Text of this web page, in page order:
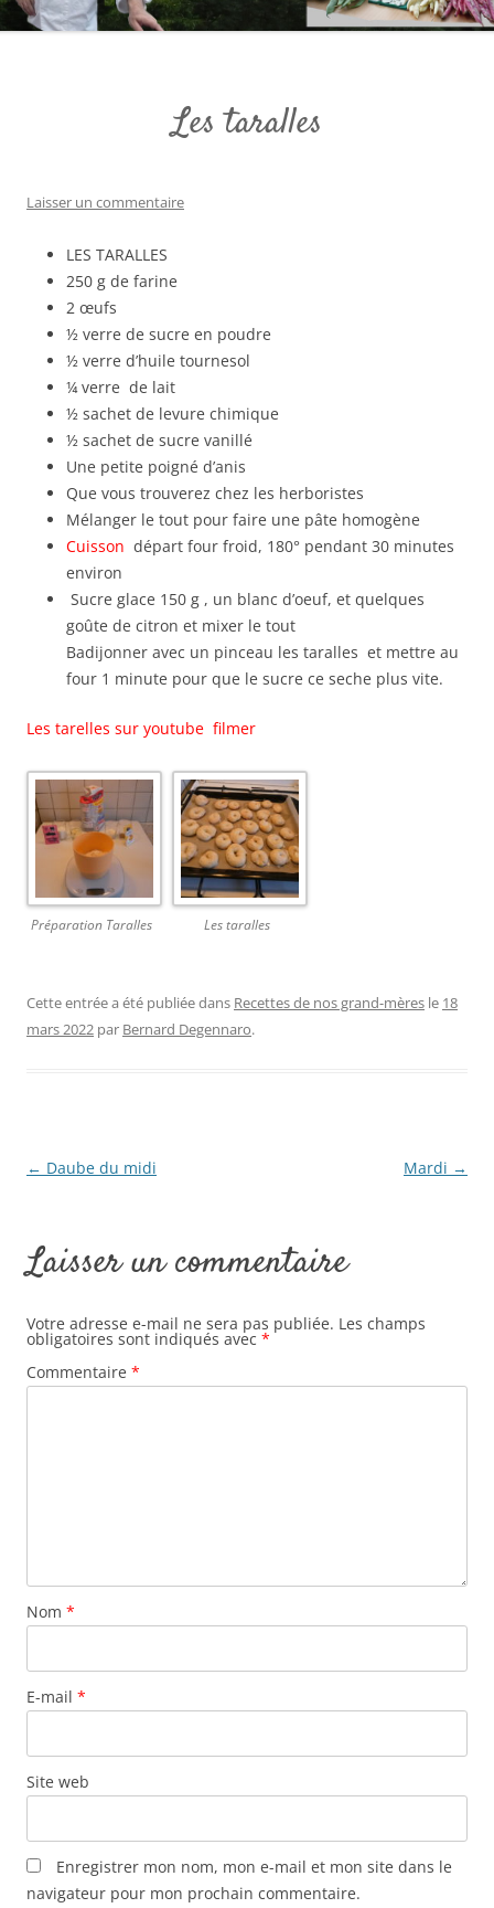
Les taralles
Laisser un commentaire
LES TARALLES
250 g de farine
2 œufs
½ verre de sucre en poudre
½ verre d’huile tournesol
¼ verre de lait
½ sachet de levure chimique
½ sachet de sucre vanillé
Une petite poigné d’anis
Que vous trouverez chez les herboristes
Mélanger le tout pour faire une pâte homogène
Cuisson départ four froid, 180° pendant 30 minutes
environ
Sucre glace 150 g , un blanc d’oeuf, et quelques
goûte de citron et mixer le tout
Badijonner avec un pinceau les taralles et mettre au
four 1 minute pour que le sucre ce seche plus vite.
Les tarelles sur youtube filmer
Préparation Taralles Les taralles
Cette entrée a été publiée dans Recettes de nos grand-mères le 18
mars 2022 par Bernard Degennaro.
Navigation
des
articles
← Daube du midi Mardi →
Laisser un commentaire
Votre adresse e-mail ne sera pas publiée. Les champs
obligatoires sont indiqués avec *
Commentaire *
Nom *
E-mail *
Site web
Enregistrer mon nom, mon e-mail et mon site dans le
navigateur pour mon prochain commentaire.